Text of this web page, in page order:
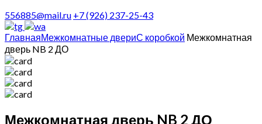
556885@mail.ru +7 (926) 237-25-43
ГлавнаяМежкомнатные двериС коробкой Межкомнатная
дверь NB 2 ДО
Межкомнатная дверь NB 2 ДО